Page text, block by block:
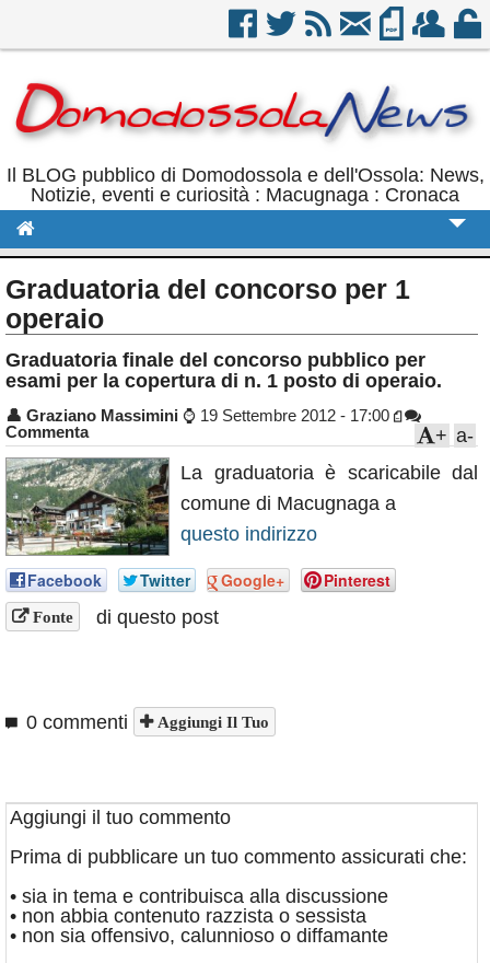
Il BLOG pubblico di Domodossola e dell'Ossola: News,
Notizie, eventi e curiosità : Macugnaga : Cronaca
Politica
Sport
Eventi
Rubriche
Calendario
Annunci
Graduatoria del concorso per 1
operaio
Graduatoria finale del concorso pubblico per
esami per la copertura di n. 1 posto di operaio.
👤 Graziano Massimini ⌚ 19 Settembre 2012 - 17:00
Commenta
a-
+
La graduatoria è scaricabile dal
comune di Macugnaga a
questo indirizzo
Facebook Twitter Google+ Pinterest
Fonte di questo post
0 commenti Aggiungi Il Tuo
Aggiungi il tuo commento
Prima di pubblicare un tuo commento assicurati che:
• sia in tema e contribuisca alla discussione
• non abbia contenuto razzista o sessista
• non sia offensivo, calunnioso o diffamante